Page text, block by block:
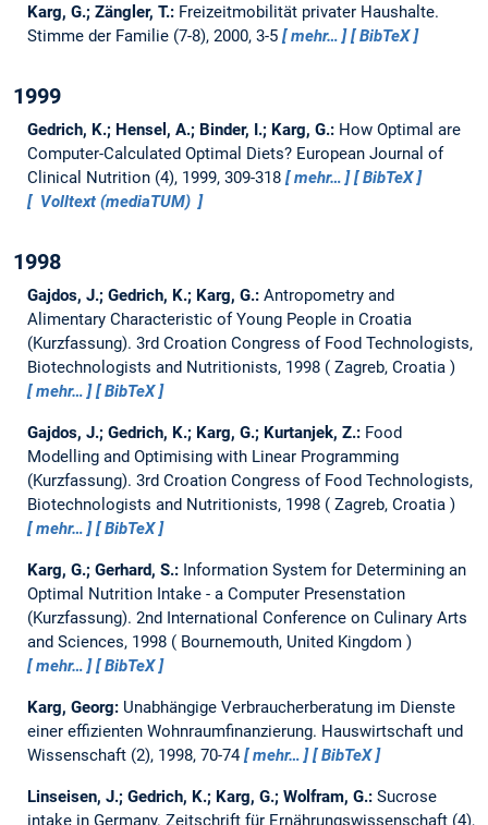
Karg, G.; Zängler, T.: Freizeitmobilität privater Haushalte.
Stimme der Familie (7-8), 2000, 3-5
mehr… BibTeX
1999
Gedrich, K.; Hensel, A.; Binder, I.; Karg, G.: How Optimal are
Computer-Calculated Optimal Diets? European Journal of
Clinical Nutrition (4), 1999, 309-318
mehr…
BibTeX
Volltext (mediaTUM)
1998
Gajdos, J.; Gedrich, K.; Karg, G.: Antropometry and
Alimentary Characteristic of Young People in Croatia
(Kurzfassung). 3rd Croation Congress of Food Technologists,
Biotechnologists and Nutritionists, 1998
Zagreb, Croatia
mehr…
BibTeX
Gajdos, J.; Gedrich, K.; Karg, G.; Kurtanjek, Z.: Food
Modelling and Optimising with Linear Programming
(Kurzfassung). 3rd Croation Congress of Food Technologists,
Biotechnologists and Nutritionists, 1998
Zagreb, Croatia
mehr…
BibTeX
Karg, G.; Gerhard, S.: Information System for Determining an
Optimal Nutrition Intake - a Computer Presenstation
(Kurzfassung). 2nd International Conference on Culinary Arts
and Sciences, 1998
Bournemouth, United Kingdom
mehr…
BibTeX
Karg, Georg: Unabhängige Verbraucherberatung im Dienste
einer effizienten Wohnraumfinanzierung. Hauswirtschaft und
Wissenschaft (2), 1998, 70-74
mehr… BibTeX
Linseisen, J.; Gedrich, K.; Karg, G.; Wolfram, G.: Sucrose
intake in Germany. Zeitschrift für Ernährungswissenschaft (4),